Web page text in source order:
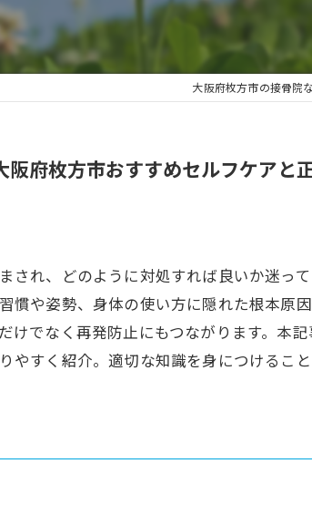
大阪府枚方市の接骨院
阪府枚方市おすすめセルフケアと
され、どのように対処すれば良いか迷っ
慣や姿勢、身体の使い方に隠れた根本原
けでなく再発防止にもつながります。本
やすく紹介。適切な知識を身につけるこ